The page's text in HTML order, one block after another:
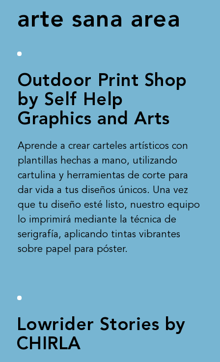
arte sana area
Outdoor Print Shop
by Self Help
Graphics and Arts
Aprende a crear carteles artísticos con
plantillas hechas a mano, utilizando
cartulina y herramientas de corte para
dar vida a tus diseños únicos. Una vez
que tu diseño esté listo, nuestro equipo
lo imprimirá mediante la técnica de
serigrafía, aplicando tintas vibrantes
sobre papel para póster.
Lowrider Stories by
CHIRLA